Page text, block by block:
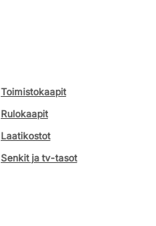
Toimistokaapit
Rulokaapit
Laatikostot
Senkit ja tv-tasot